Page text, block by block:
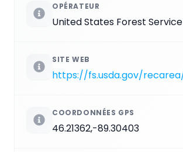
OPÉRATEUR
United States Forest Service
SITE WEB
COORDONNÉES GPS
46.21362,-89.30403